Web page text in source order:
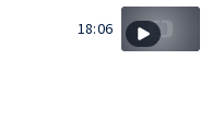
18:06